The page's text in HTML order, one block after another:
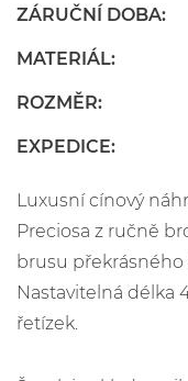
ZÁRUČNÍ DOBA:
MATERIÁL:
ROZMĚR:
EXPEDICE:
Luxusní cínový
Preciosa z ručně
brusu překrásného
Nastavitelná délka
řetízek.